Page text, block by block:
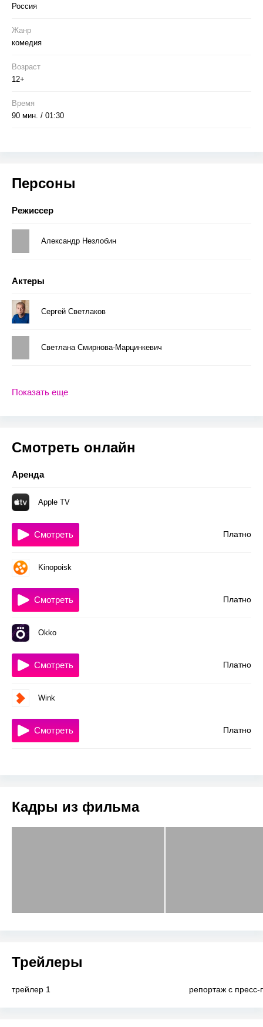
Россия
Жанр
комедия
Возраст
12+
Время
90 мин. / 01:30
Персоны
Режиссер
Александр Незлобин
Актеры
Сергей Светлаков
Светлана Смирнова-Марцинкевич
Показать еще
Смотреть онлайн
Аренда
Apple TV
Платно
Смотреть
Kinopoisk
Платно
Смотреть
Okko
Платно
Смотреть
Wink
Платно
Смотреть
Кадры из фильма
Трейлеры
трейлер 1 репортаж с пресс-